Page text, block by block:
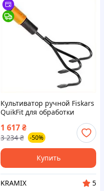
Культиватор ручной Fiskars
QuikFit для обработки
почвы рыхления и аэрации
с закалёнными зубцами
1 617₴
3 234 ₴ -50%
Купить
KRAMIX
5